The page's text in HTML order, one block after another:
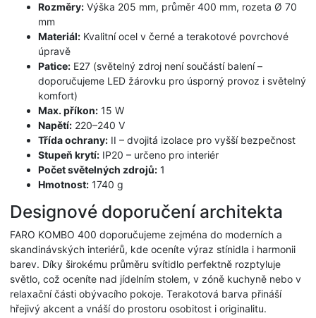
Rozměry: Výška 205 mm, průměr 400 mm, rozeta Ø 70
mm
Materiál: Kvalitní ocel v černé a terakotové povrchové
úpravě
Patice: E27 (světelný zdroj není součástí balení –
doporučujeme LED žárovku pro úsporný provoz i světelný
komfort)
Max. příkon: 15 W
Napětí: 220–240 V
Třída ochrany: II – dvojitá izolace pro vyšší bezpečnost
Stupeň krytí: IP20 – určeno pro interiér
Počet světelných zdrojů: 1
Hmotnost: 1740 g
Designové doporučení architekta
FARO KOMBO 400 doporučujeme zejména do moderních a
skandinávských interiérů, kde oceníte výraz stínidla i harmonii
barev. Díky širokému průměru svítidlo perfektně rozptyluje
světlo, což oceníte nad jídelním stolem, v zóně kuchyně nebo v
relaxační části obývacího pokoje. Terakotová barva přináší
hřejivý akcent a vnáší do prostoru osobitost i originalitu.